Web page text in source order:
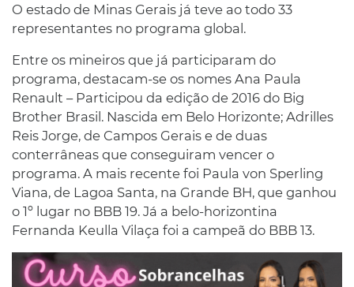
O estado de Minas Gerais já teve ao todo 33
representantes no programa global.
Entre os mineiros que já participaram do
programa, destacam-se os nomes Ana Paula
Renault – Participou da edição de 2016 do Big
Brother Brasil. Nascida em Belo Horizonte; Adrilles
Reis Jorge, de Campos Gerais e de duas
conterrâneas que conseguiram vencer o
programa. A mais recente foi Paula von Sperling
Viana, de Lagoa Santa, na Grande BH, que ganhou
o 1º lugar no BBB 19. Já a belo-horizontina
Fernanda Keulla Vilaça foi a campeã do BBB 13.